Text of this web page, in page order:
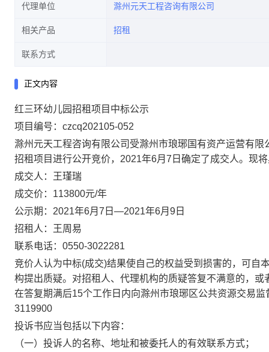
代理单位 滁州元天工程咨询有限公司
相关产品 招租
联系方式
正文内容
红三环幼儿园招租项目中标公示
项目编号：czcq202105-052
滁州元天工程咨询有限公司受滁州市琅琊国有资产运营有
招租项目进行公开竞价，2021年6月7日确定了成交人。现
成交人：王瑾瑞
成交价：113800元/年
公示期：2021年6月7日—2021年6月9日
招租人：王周易
联系电话：0550-3022281
竞价人认为中标(成交)结果使自己的权益受到损害的，可自
构提出质疑。对招租人、代理机构的质疑答复不满意的，
在答复期满后15个工作日内向滁州市琅琊区公共资源交易
3119900
投诉书应当包括以下内容：
（一）投诉人的名称、地址和被委托人的有效联系方式；